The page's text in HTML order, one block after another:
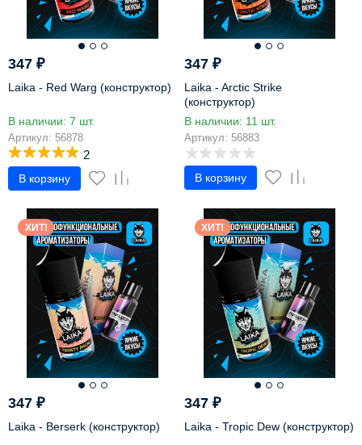
347 ₽
Laika - Red Warg (конструктор)
В наличии: 7 шт.
Артикул: 56878
2
В корзину
347₽
Laika - Arctic Strike
(конструктор)
В наличии: 11 шт.
Артикул: 56883
В корзину
ХИТ!
347 ₽
Laika - Berserk (конструктор)
ХИТ!
347₽
Laika - Tropic Dew (конструктор)